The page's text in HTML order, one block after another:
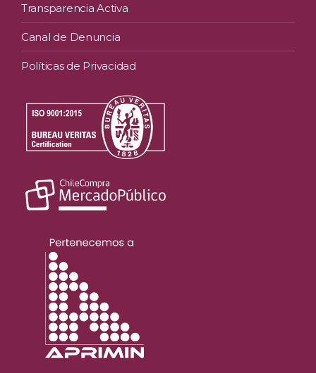
Transparencia Activa
Canal de Denuncia
Políticas de Privacidad